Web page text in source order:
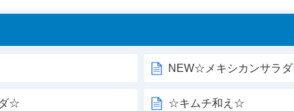
NEW☆メキシカンサラ
☆ ☆キムチ和え☆